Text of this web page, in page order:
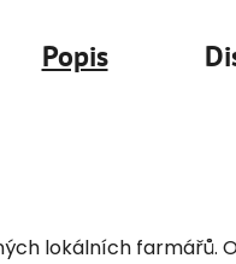
Popis
lokálních farmářů.